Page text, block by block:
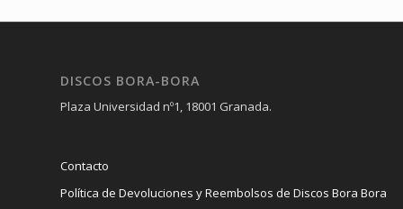
DISCOS BORA-BORA
Plaza Universidad nº1, 18001 Granada.
Contacto
Política de Devoluciones y Reembolsos de Discos Bora Bora